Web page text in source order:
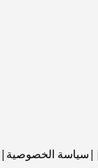
سياسة الخصوصية